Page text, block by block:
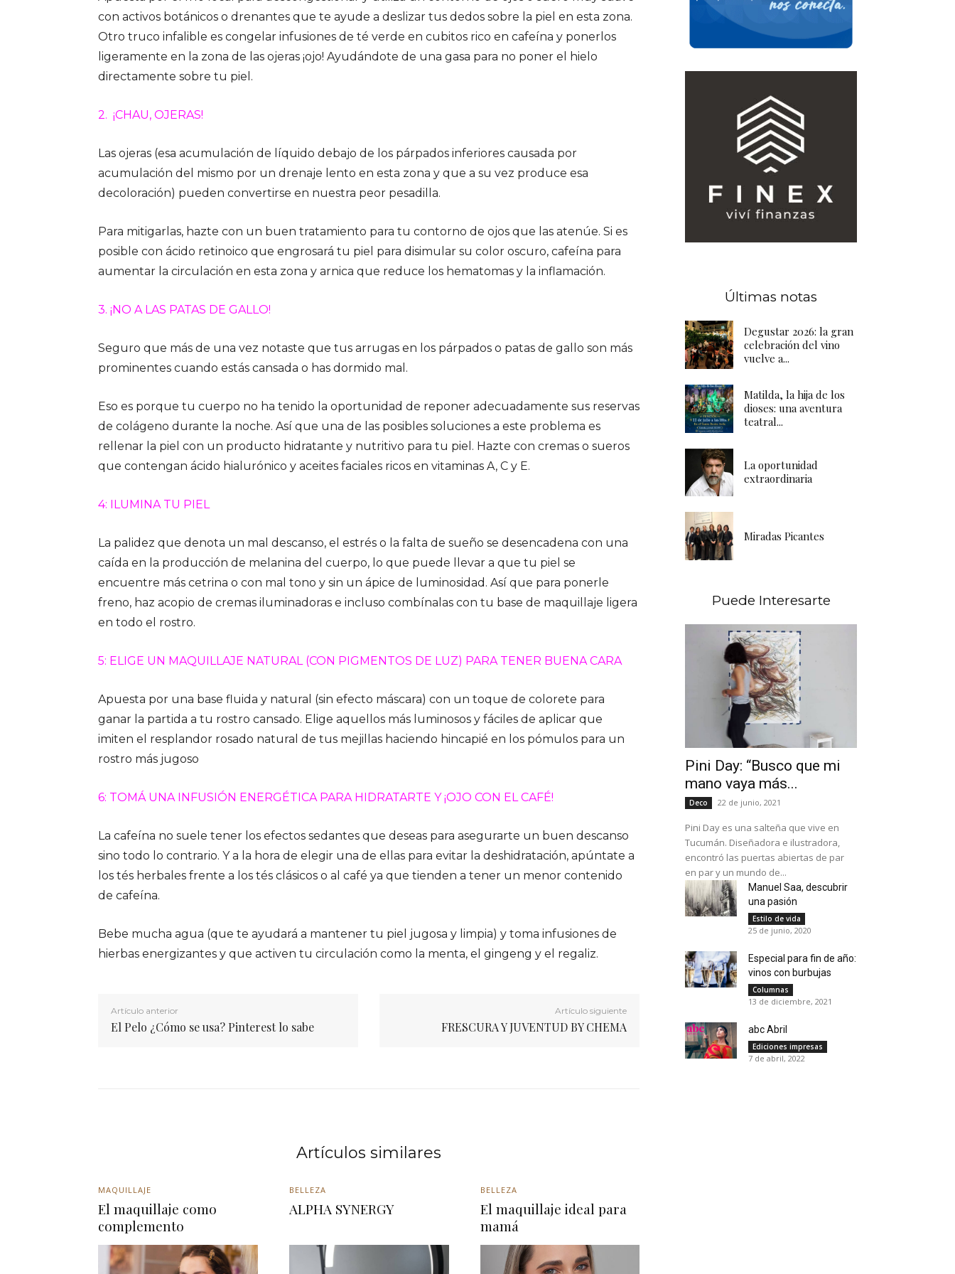
con activos botánicos o drenantes que te ayude a deslizar tus dedos sobre la piel en esta zona.
Otro truco infalible es congelar infusiones de té verde en cubitos rico en cafeína y ponerlos
ligeramente en la zona de las ojeras ¡ojo! Ayudándote de una gasa para no poner el hielo
directamente sobre tu piel.
2. ¡CHAU, OJERAS!
Las ojeras (esa acumulación de líquido debajo de los párpados inferiores causada por
acumulación del mismo por un drenaje lento en esta zona y que a su vez produce esa
decoloración) pueden convertirse en nuestra peor pesadilla.
Para mitigarlas, hazte con un buen tratamiento para tu contorno de ojos que las atenúe. Si es
posible con ácido retinoico que engrosará tu piel para disimular su color oscuro, cafeína para
aumentar la circulación en esta zona y arnica que reduce los hematomas y la inflamación.
3. ¡NO A LAS PATAS DE GALLO!
Seguro que más de una vez notaste que tus arrugas en los párpados o patas de gallo son más
prominentes cuando estás cansada o has dormido mal.
Eso es porque tu cuerpo no ha tenido la oportunidad de reponer adecuadamente sus reservas
de colágeno durante la noche. Así que una de las posibles soluciones a este problema es
rellenar la piel con un producto hidratante y nutritivo para tu piel. Hazte con cremas o sueros
que contengan ácido hialurónico y aceites faciales ricos en vitaminas A, C y E.
4: ILUMINA TU PIEL
La palidez que denota un mal descanso, el estrés o la falta de sueño se desencadena con una
caída en la producción de melanina del cuerpo, lo que puede llevar a que tu piel se
encuentre más cetrina o con mal tono y sin un ápice de luminosidad. Así que para ponerle
freno, haz acopio de cremas iluminadoras e incluso combínalas con tu base de maquillaje ligera
en todo el rostro.
5: ELIGE UN MAQUILLAJE NATURAL (CON PIGMENTOS DE LUZ) PARA TENER BUENA CARA
Apuesta por una base fluida y natural (sin efecto máscara) con un toque de colorete para
ganar la partida a tu rostro cansado. Elige aquellos más luminosos y fáciles de aplicar que
imiten el resplandor rosado natural de tus mejillas haciendo hincapié en los pómulos para un
rostro más jugoso
6: TOMÁ UNA INFUSIÓN ENERGÉTICA PARA HIDRATARTE Y ¡OJO CON EL CAFÉ!
La cafeína no suele tener los efectos sedantes que deseas para asegurarte un buen descanso
sino todo lo contrario. Y a la hora de elegir una de ellas para evitar la deshidratación, apúntate a
los tés herbales frente a los tés clásicos o al café ya que tienden a tener un menor contenido
de cafeína.
Bebe mucha agua (que te ayudará a mantener tu piel jugosa y limpia) y toma infusiones de
hierbas energizantes y que activen tu circulación como la menta, el gingeng y el regaliz.
Artículo anterior
El Pelo ¿Cómo se usa? Pinterest lo sabe
Artículo siguiente
FRESCURA Y JUVENTUD BY CHEMA
Últimas notas
Degustar 2026: la gran
celebración del vino
vuelve a...
Matilda, la hija de los
dioses: una aventura
teatral...
La oportunidad
extraordinaria
Miradas Picantes
Puede Interesarte
Pini Day: “Busco que mi
mano vaya más...
Deco 22 de junio, 2021
Pini Day es una salteña que vive en
Tucumán. Diseñadora e ilustradora,
encontró las puertas abiertas de par
en par y un mundo de...
Manuel Saa, descubrir
una pasión
Estilo de vida
25 de junio, 2020
Especial para fin de año:
vinos con burbujas
Columnas
13 de diciembre, 2021
abc Abril
Ediciones impresas
7 de abril, 2022
Artículos similares
MAQUILLAJE
El maquillaje como
complemento
BELLEZA
ALPHA SYNERGY
BELLEZA
El maquillaje ideal para
mamá